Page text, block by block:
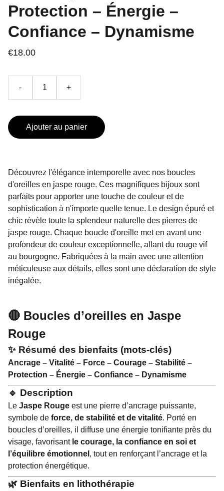
Protection – Énergie –
Confiance – Dynamisme
€18.00
- +
Ajouter au panier
Découvrez l'élégance intemporelle avec nos boucles
d'oreilles en jaspe rouge. Ces magnifiques bijoux sont
parfaits pour apporter une touche de couleur et de
sophistication à n'importe quelle tenue. Le design épuré et
chic révèle toute la splendeur naturelle des pierres de
jaspe rouge. Chaque boucle d'oreille met en avant une
profondeur de couleur exceptionnelle, allant du rouge vif
au bourgogne. Fabriquées à la main avec une attention
méticuleuse aux détails, elles sont une déclaration de style
inégalée.
🔴 Boucles d’oreilles en Jaspe
Rouge
✨ Résumé des bienfaits (mots-clés)
Ancrage – Vitalité – Force – Courage – Stabilité –
Protection – Énergie – Confiance – Dynamisme
🔹 Description
Le Jaspe Rouge est une pierre d’ancrage puissante,
symbole de force, de stabilité et de vitalité. Porté en
boucles d’oreilles, il diffuse une énergie tonifiante près du
visage, favorisant le courage, la confiance en soi et
l’équilibre émotionnel , tout en renforçant l’ancrage et la
protection énergétique.
🌿 Bienfaits en lithothérapie